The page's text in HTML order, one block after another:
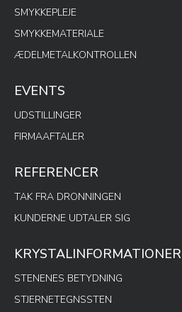
SMYKKEPLEJE
SMYKKEMATERIALE
ÆDELMETALKONTROLLEN
EVENTS
UDSTILLINGER
FIRMAAFTALER
REFERENCER
TAK FRA DRONNINGEN
KUNDERNE UDTALER SIG
KRYSTALINFORMATIONER
STENENES BETYDNING
STJERNETEGNSSTEN